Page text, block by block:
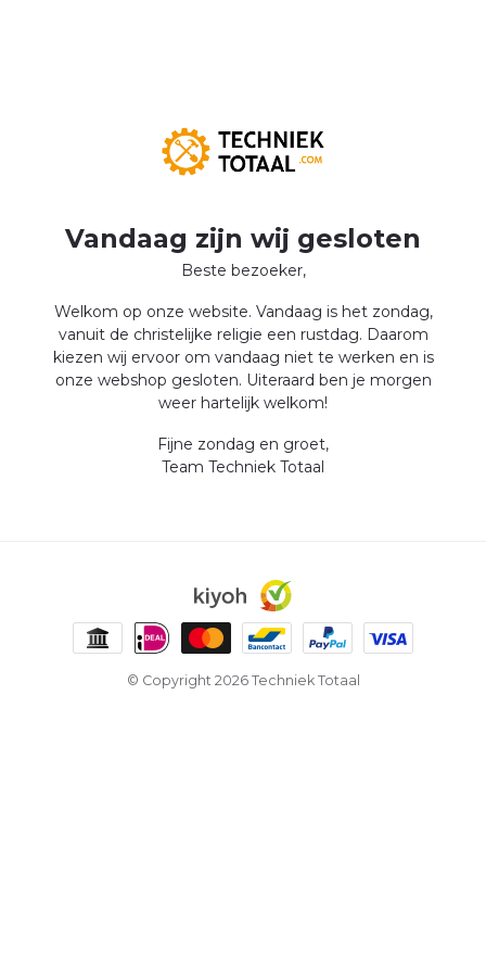
Vandaag zijn wij gesloten
Beste bezoeker,
Welkom op onze website. Vandaag is het zondag,
vanuit de christelijke religie een rustdag. Daarom
kiezen wij ervoor om vandaag niet te werken en is
onze webshop gesloten. Uiteraard ben je morgen
weer hartelijk welkom!
Fijne zondag en groet,
Team Techniek Totaal
© Copyright 2026 Techniek Totaal